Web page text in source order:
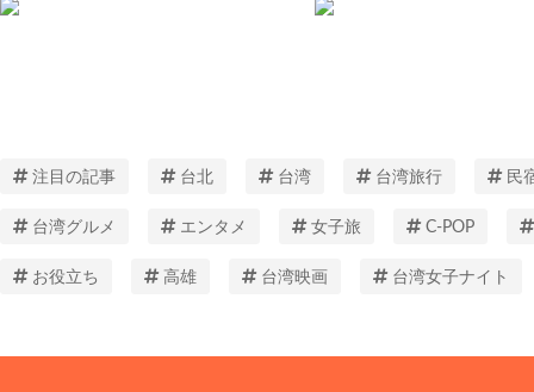
注目の記事 台北 台湾 台湾旅行 民
台湾グルメ エンタメ 女子旅 C-POP
お役立ち 高雄 台湾映画 台湾女子ナイト